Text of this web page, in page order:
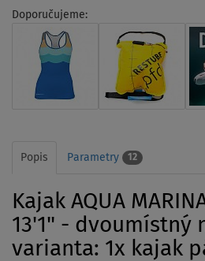
Doporučujeme:
Popis Parametry 12
Kajak AQUA
13'1" - dvoumístný
varianta: 1x kajak